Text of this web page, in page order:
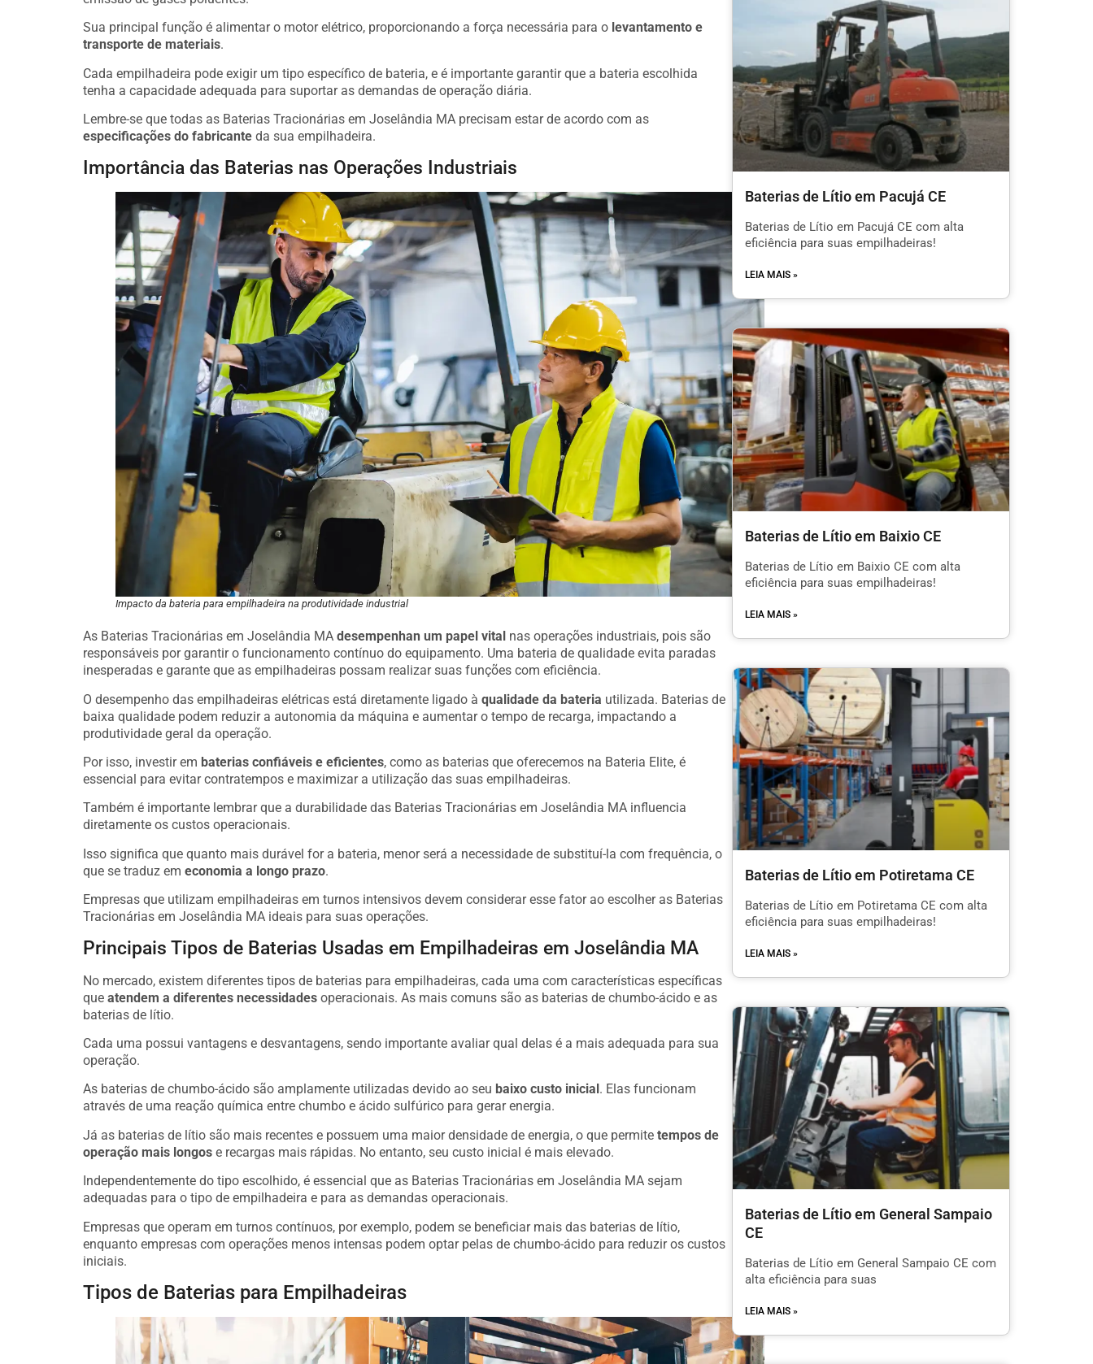
Sua principal função é alimentar o motor elétrico, proporcionando a força necessária para o levantamento e
transporte de materiais.
Cada empilhadeira pode exigir um tipo específico de bateria, e é importante garantir que a bateria escolhida
tenha a capacidade adequada para suportar as demandas de operação diária.
Lembre-se que todas as Baterias Tracionárias em Joselândia MA precisam estar de acordo com as
especificações do fabricante da sua empilhadeira.
Importância das Baterias nas Operações Industriais
Impacto da bateria para empilhadeira na produtividade industrial
As Baterias Tracionárias em Joselândia MA desempenhan um papel vital nas operações industriais, pois são
responsáveis por garantir o funcionamento contínuo do equipamento. Uma bateria de qualidade evita paradas
inesperadas e garante que as empilhadeiras possam realizar suas funções com eficiência.
O desempenho das empilhadeiras elétricas está diretamente ligado à qualidade da bateria utilizada. Baterias de
baixa qualidade podem reduzir a autonomia da máquina e aumentar o tempo de recarga, impactando a
produtividade geral da operação.
Por isso, investir em baterias confiáveis e eficientes, como as baterias que oferecemos na Bateria Elite, é
essencial para evitar contratempos e maximizar a utilização das suas empilhadeiras.
Também é importante lembrar que a durabilidade das Baterias Tracionárias em Joselândia MA influencia
diretamente os custos operacionais.
Isso significa que quanto mais durável for a bateria, menor será a necessidade de substituí-la com frequência, o
que se traduz em economia a longo prazo.
Empresas que utilizam empilhadeiras em turnos intensivos devem considerar esse fator ao escolher as Baterias
Tracionárias em Joselândia MA ideais para suas operações.
Principais Tipos de Baterias Usadas em Empilhadeiras em Joselândia MA
No mercado, existem diferentes tipos de baterias para empilhadeiras, cada uma com características específicas
que atendem a diferentes necessidades operacionais. As mais comuns são as baterias de chumbo-ácido e as
baterias de lítio.
Cada uma possui vantagens e desvantagens, sendo importante avaliar qual delas é a mais adequada para sua
operação.
As baterias de chumbo-ácido são amplamente utilizadas devido ao seu baixo custo inicial . Elas funcionam
através de uma reação química entre chumbo e ácido sulfúrico para gerar energia.
Já as baterias de lítio são mais recentes e possuem uma maior densidade de energia, o que permite tempos de
operação mais longos e recargas mais rápidas. No entanto, seu custo inicial é mais elevado.
Independentemente do tipo escolhido, é essencial que as Baterias Tracionárias em Joselândia MA sejam
adequadas para o tipo de empilhadeira e para as demandas operacionais.
Empresas que operam em turnos contínuos, por exemplo, podem se beneficiar mais das baterias de lítio,
enquanto empresas com operações menos intensas podem optar pelas de chumbo-ácido para reduzir os custos
iniciais.
Tipos de Baterias para Empilhadeiras
Baterias de Lítio em Pacujá CE
Baterias de Lítio em Pacujá CE com alta
eficiência para suas empilhadeiras!
LEIA MAIS »
Baterias de Lítio em Baixio CE
Baterias de Lítio em Baixio CE com alta
eficiência para suas empilhadeiras!
LEIA MAIS »
Baterias de Lítio em Potiretama CE
Baterias de Lítio em Potiretama CE com alta
eficiência para suas empilhadeiras!
LEIA MAIS »
Baterias de Lítio em General Sampaio
CE
Baterias de Lítio em General Sampaio CE com
alta eficiência para suas
LEIA MAIS »